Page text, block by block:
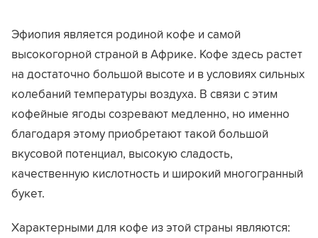
Эфиопия является родиной кофе и самой
высокогорной страной в Африке. Кофе здесь растет
на достаточно большой высоте и в условиях сильных
колебаний температуры воздуха. В связи с этим
кофейные ягоды созревают медленно, но именно
благодаря этому приобретают такой большой
вкусовой потенциал, высокую сладость,
качественную кислотность и широкий многогранный
букет.
Характерными для кофе из этой страны являются: